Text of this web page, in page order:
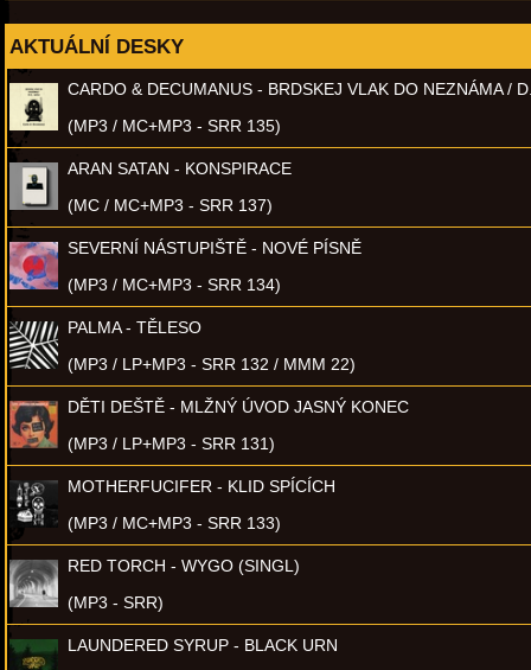
AKTUÁLNÍ DESKY
CARDO & DECUMANUS - BRDSKEJ VLAK DO NEZNÁMA /
(MP3 / MC+MP3 - SRR 135)
ARAN SATAN - KONSPIRACE
(MC / MC+MP3 - SRR 137)
SEVERNÍ NÁSTUPIŠTĚ - NOVÉ PÍSNĚ
(MP3 / MC+MP3 - SRR 134)
PALMA - TĚLESO
(MP3 / LP+MP3 - SRR 132 / MMM 22)
DĚTI DEŠTĚ - MLŽNÝ ÚVOD JASNÝ KONEC
(MP3 / LP+MP3 - SRR 131)
MOTHERFUCIFER - KLID SPÍCÍCH
(MP3 / MC+MP3 - SRR 133)
RED TORCH - WYGO (SINGL)
(MP3 - SRR)
LAUNDERED SYRUP - BLACK URN